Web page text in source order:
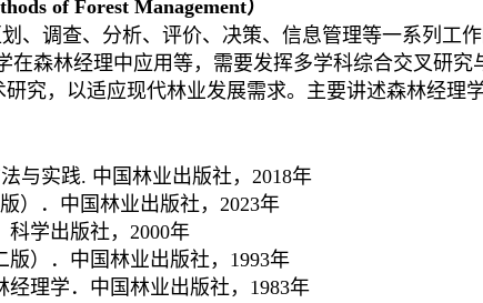
of Forest Management）
、调查、分析、评价、决策、信息管理等一系列工
在森林经理中应用等，需要发挥多学科综合交叉研
究，以适应现代林业发展需求。主要讲述森林经理
与实践. 中国林业出版社， 2018年
版）．中国林业出版社， 2023年
学出版社， 2000年
）．中国林业出版社， 1993年
理学．中国林业出版社， 1983年